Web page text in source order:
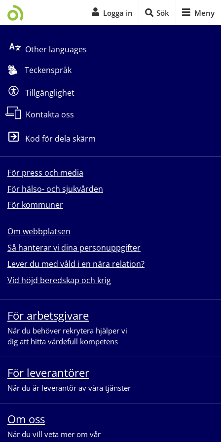
Logga in Sök Meny
Other languages
Teckenspråk
Tillgänglighet
Kontakta oss
Kod för dela skärm
För press och media
För hälso- och sjukvården
För kommuner
Om webbplatsen
Så hanterar vi dina personuppgifter
Lever du med våld i en nära relation?
Vid höjd beredskap och krig
För arbetsgivare
När du behöver rekrytera hjälper vi
dig att hitta värdefull kompetens
För leverantörer
När du är leverantör av våra tjänster
Om oss
När du vill veta mer om vår